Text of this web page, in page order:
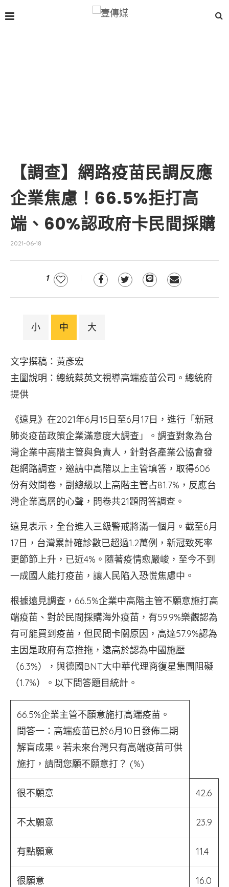
【調查】網路疫苗民調反應
企業焦慮！66.5%拒打高
端、60%認政府卡民間採購
2021-06-18
1
小 中 大
文字撰稿：黃彥宏
主圖說明：總統蔡英文視導高端疫苗公司。總統府
提供
《遠見》在2021年6月15日至6月17日，進行「新冠
肺炎疫苗政策企業滿意度大調查」。調查對象為台
灣企業中高階主管與負責人，針對各產業公協會發
起網路調查，邀請中高階以上主管填答，取得606
份有效問卷，副總級以上高階主管占81.7%，反應台
灣企業高層的心聲，問卷共21題問答調查。
遠見表示，全台進入三級警戒將滿一個月。截至6月
17日，台灣累計確診數已超過1.2萬例，新冠致死率
更節節上升，已近4%。隨著疫情愈嚴峻，至今不到
一成國人能打疫苗，讓人民陷入恐慌焦慮中。
根據遠見調查，66.5%企業中高階主管不願意施打高
端疫苗、對於民間採購海外疫苗，有59.9%樂觀認為
有可能買到疫苗，但民間卡關原因，高達57.9%認為
主因是政府有意推拖，遠高於認為中國施壓
（6.3%），與德國BNT大中華代理商復星集團阻礙
（1.7%）。以下問答題目統計。
66.5%企業主管不願意施打高端疫苗。
問答一：高端疫苗已於6月10日發佈二期
解盲成果。若未來台灣只有高端疫苗可供
施打，請問您願不願意打？ (%)
很不願意 42.6
不太願意 23.9
有點願意 11.4
很願意 16.0